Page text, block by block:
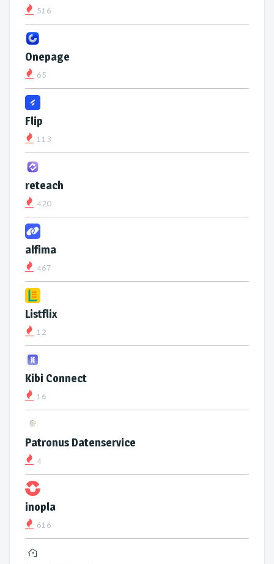
516
Onepage
65
Flip
113
reteach
420
alfima
467
Listflix
12
Kibi Connect
16
Patronus Datenservice
4
inopla
616